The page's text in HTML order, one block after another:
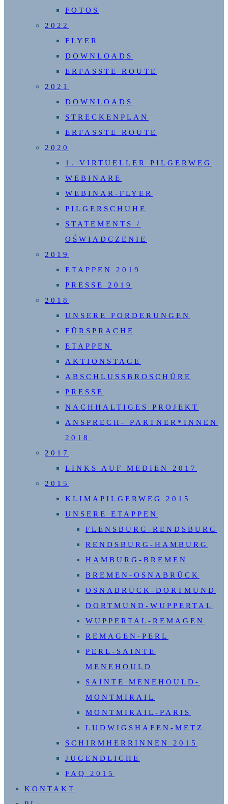
FOTOS
2022
FLYER
DOWNLOADS
ERFASSTE ROUTE
2021
DOWNLOADS
STRECKENPLAN
ERFASSTE ROUTE
2020
1. VIRTUELLER PILGERWEG
WEBINARE
WEBINAR-FLYER
PILGERSCHUHE
STATEMENTS /
OŚWIADCZENIE
2019
ETAPPEN 2019
PRESSE 2019
2018
UNSERE FORDERUNGEN
FÜRSPRACHE
ETAPPEN
AKTIONSTAGE
ABSCHLUSSBROSCHÜRE
PRESSE
NACHHALTIGES PROJEKT
ANSPRECH- PARTNER*INNEN
2018
2017
LINKS AUF MEDIEN 2017
2015
KLIMAPILGERWEG 2015
UNSERE ETAPPEN
FLENSBURG-RENDSBURG
RENDSBURG-HAMBURG
HAMBURG-BREMEN
BREMEN-OSNABRÜCK
OSNABRÜCK-DORTMUND
DORTMUND-WUPPERTAL
WUPPERTAL-REMAGEN
REMAGEN-PERL
PERL-SAINTE
MENEHOULD
SAINTE MENEHOULD-
MONTMIRAIL
MONTMIRAIL-PARIS
LUDWIGSHAFEN-METZ
SCHIRMHERRINNEN 2015
JUGENDLICHE
FAQ 2015
KONTAKT